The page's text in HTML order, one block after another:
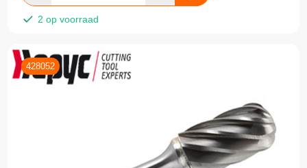
2 op voorraad
428052